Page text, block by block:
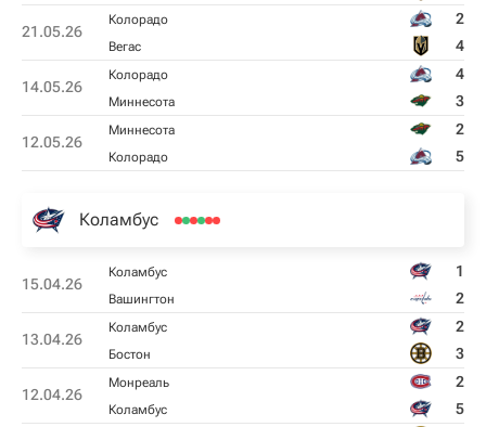
21.05.26
Колорадо 2
Вегас 4
14.05.26
Колорадо 4
Миннесота 3
12.05.26
Миннесота 2
Колорадо 5
Коламбус
15.04.26
Коламбус 1
Вашингтон 2
13.04.26
Коламбус 2
Бостон 3
12.04.26
Монреаль 2
Коламбус 5